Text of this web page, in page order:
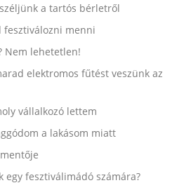
a tartós bérletről
fesztiválozni menni
Nem lehetetlen!
elektromos fűtést veszünk az
vállalkozó lettem
a lakásom miatt
fesztiválimádó számára?